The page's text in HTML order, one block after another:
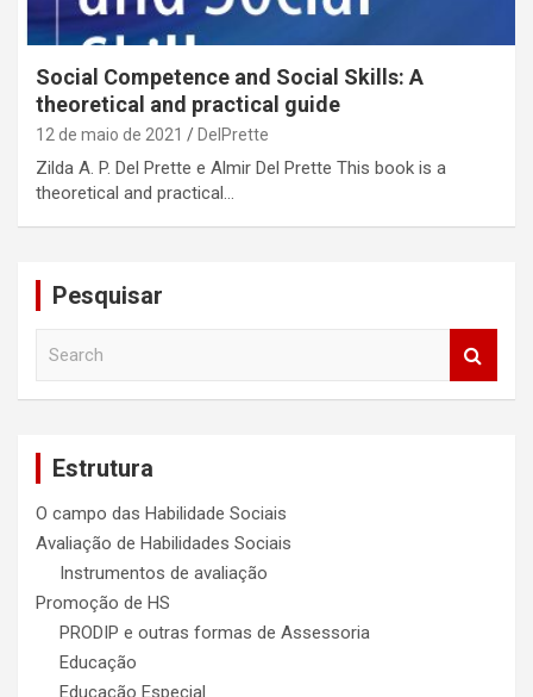
Social Competence and Social Skills: A
theoretical and practical guide
12 de maio de 2021 DelPrette
Zilda A. P. Del Prette e Almir Del Prette This book is a
theoretical and practical…
Pesquisar
Estrutura
O campo das Habilidade Sociais
Avaliação de Habilidades Sociais
Instrumentos de avaliação
Promoção de HS
PRODIP e outras formas de Assessoria
Educação
Educação Especial